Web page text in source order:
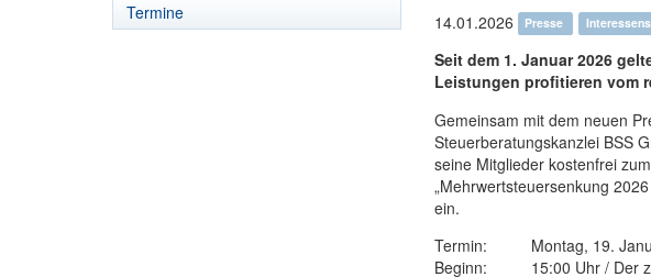
Termine
14.01.2026 Presse
Seit dem 1. Januar 2026
Leistungen profitieren vom
Gemeinsam mit dem neuen
Steuerberatungskanzlei BSS
seine Mitglieder kostenfrei
„Mehrwertsteuersenkung
ein.
Termin: Montag, 19.
Beginn: 15:00 Uhr / Der